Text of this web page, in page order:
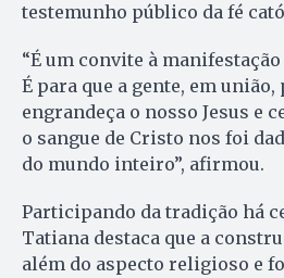
testemunho público da fé
“É um convite à
É para que a gente, em
engrandeça o nosso Jesus e
o sangue de Cristo nos foi
do mundo inteiro”, afirmou.
Participando da tradição há
Tatiana destaca que a
além do aspecto religioso e